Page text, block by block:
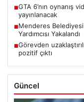
■GTA 6’nın oynanış
yayınlanacak
■Menderes
Yardımcısı Yakalandı
■Görevden
pozitif çıktı
Güncel